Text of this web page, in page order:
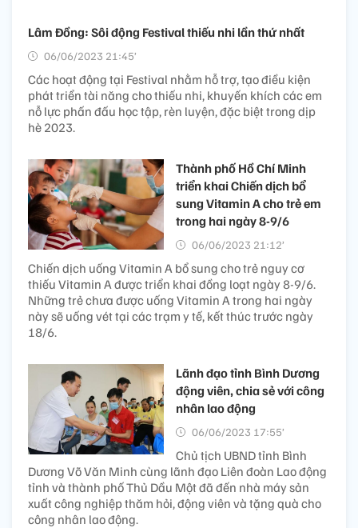
Lâm Đồng: Sôi động Festival thiếu nhi lần thứ nhất
06/06/2023 21:45’
Các hoạt động tại Festival nhằm hỗ trợ, tạo điều kiện
phát triển tài năng cho thiếu nhi, khuyến khích các em
nỗ lực phấn đấu học tập, rèn luyện, đặc biệt trong dịp
hè 2023.
Thành phố Hồ Chí Minh
triển khai Chiến dịch bổ
sung Vitamin A cho trẻ em
trong hai ngày 8-9/6
06/06/2023 21:12’
Chiến dịch uống Vitamin A bổ sung cho trẻ nguy cơ
thiếu Vitamin A được triển khai đồng loạt ngày 8-9/6.
Những trẻ chưa được uống Vitamin A trong hai ngày
này sẽ uống vét tại các trạm y tế, kết thúc trước ngày
18/6.
Lãnh đạo tỉnh Bình Dương
động viên, chia sẻ với công
nhân lao động
06/06/2023 17:55’
Chủ tịch UBND tỉnh Bình
Dương Võ Văn Minh cùng lãnh đạo Liên đoàn Lao động
tỉnh và thành phố Thủ Dầu Một đã đến nhà máy sản
xuất công nghiệp thăm hỏi, động viên và tặng quà cho
công nhân lao động.